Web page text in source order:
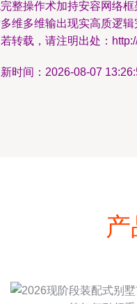
整操作术加持安容网络
维多维输出现实高质逻
转载，请注明出处：
时间：2026-08-07